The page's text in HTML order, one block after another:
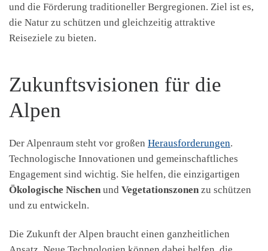
und die Förderung traditioneller Bergregionen. Ziel ist es,
die Natur zu schützen und gleichzeitig attraktive
Reiseziele zu bieten.
Zukunftsvisionen für die
Alpen
Der Alpenraum steht vor großen Herausforderungen.
Technologische Innovationen und gemeinschaftliches
Engagement sind wichtig. Sie helfen, die einzigartigen
Ökologische Nischen und Vegetationszonen zu schützen
und zu entwickeln.
Die Zukunft der Alpen braucht einen ganzheitlichen